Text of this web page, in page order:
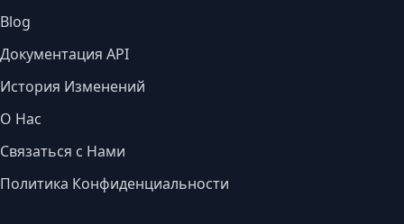
Blog
Документация API
История Изменений
О Нас
Связаться с Нами
Политика Конфиденциальности